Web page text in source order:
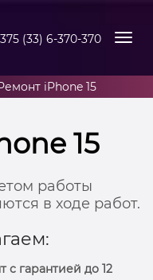
(33) 6-370-370
iPhone 15
15
работы
в ходе работ.
с гарантией до 12